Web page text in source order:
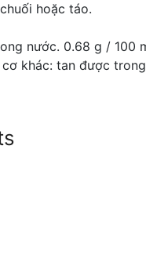
hoặc táo.
nước. 0.68 g / 100
khác: tan được